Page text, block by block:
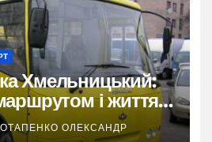
Хмельницький:
і життям
ОЛЕКСАНДР